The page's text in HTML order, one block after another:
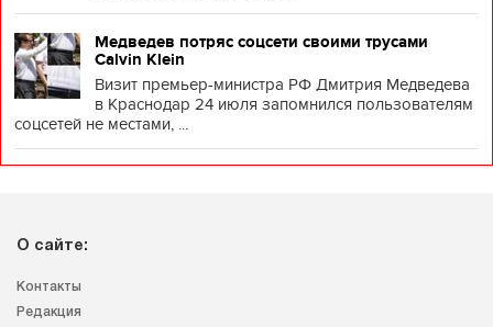
Медведев потряс соцсети своими трусами
Calvin Klein
Визит премьер-министра РФ Дмитрия Медведева
в Краснодар 24 июля запомнился пользователям
соцсетей не местами, ...
О сайте:
Контакты
Редакция